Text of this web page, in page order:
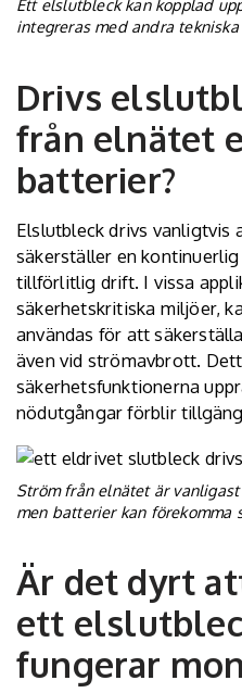
Ett elslutbleck kan kopplad
integreras med andra tekniska
Drivs
från elnätet
batterier?
Elslutbleck drivs vanligtvis
säkerställer en
tillförlitlig drift. I vissa
säkerhetskritiska miljöer,
användas för att
även vid strömavbrott.
säkerhetsfunktionerna
nödutgångar förblir
Ström från elnätet är
men batterier kan förekomma
Är det dyrt
ett
fungerar